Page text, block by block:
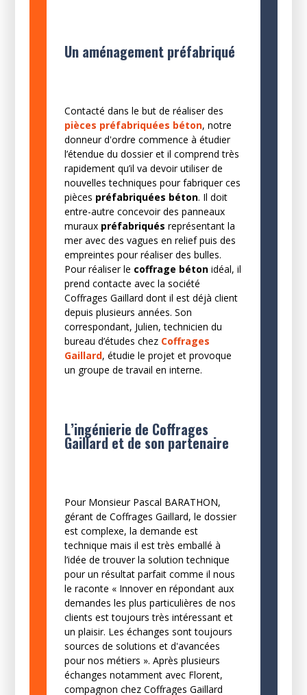
Un aménagement préfabriqué
Contacté dans le but de réaliser des
pièces préfabriquées béton, notre
donneur d'ordre commence à étudier
l’étendue du dossier et il comprend très
rapidement qu’il va devoir utiliser de
nouvelles techniques pour fabriquer ces
pièces préfabriquées béton. Il doit
entre-autre concevoir des panneaux
muraux préfabriqués représentant la
mer avec des vagues en relief puis des
empreintes pour réaliser des bulles.
Pour réaliser le coffrage bétonidéal, il
prend contacte avec la société
Coffrages Gaillard dont il est déjà client
depuis plusieurs années. Son
correspondant, Julien, technicien du
bureau d’études chez Coffrages
Gaillard, étudie le projet et provoque
un groupe de travail en interne.
L’ingénierie de Coffrages
Gaillard et de son partenaire
Pour Monsieur Pascal BARATHON,
gérant de Coffrages Gaillard, le dossier
est complexe, la demande est
technique mais il est très emballé à
l’idée de trouver la solution technique
pour un résultat parfait comme il nous
le raconte « Innover en répondant aux
demandes les plus particulières de nos
clients est toujours très intéressant et
un plaisir. Les échanges sont toujours
sources de solutions et d'avancées
pour nos métiers ». Après plusieurs
échanges notamment avec Florent,
compagnon chez Coffrages Gaillard